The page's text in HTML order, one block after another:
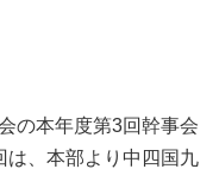
の本年度第3回幹事会
は、本部より中四国九